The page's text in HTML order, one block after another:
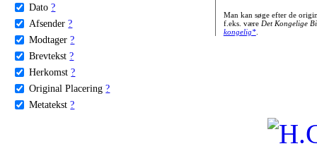
Dato ?
Afsender ?
Modtager ?
Brevtekst ?
Herkomst ?
Original Placering ?
Metatekst ?
Man kan søge efter de
f.eks. være Det Kongelige
kongelig*.